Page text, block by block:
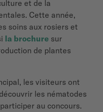
et de la
Cette année,
soins aux rosiers et
la brochure sur
de plantes
les visiteurs ont
les nématodes
au concours.